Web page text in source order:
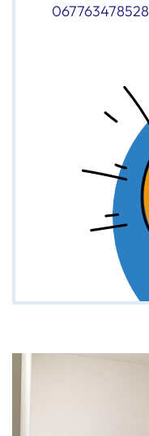
067763478528